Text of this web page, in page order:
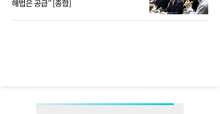
해법은 공급” [종합]